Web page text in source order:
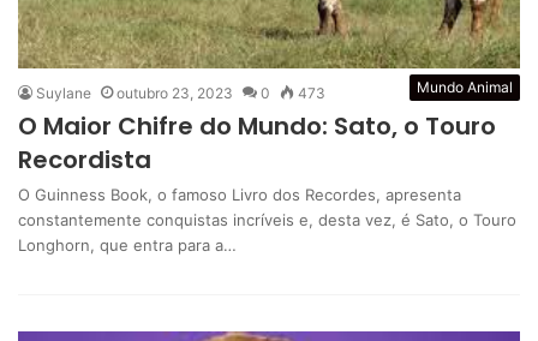
Mundo Animal
Suylane outubro 23, 2023 0 473
O Maior Chifre do Mundo: Sato, o Touro
Recordista
O Guinness Book, o famoso Livro dos Recordes, apresenta
constantemente conquistas incríveis e, desta vez, é Sato, o Touro
Longhorn, que entra para a…